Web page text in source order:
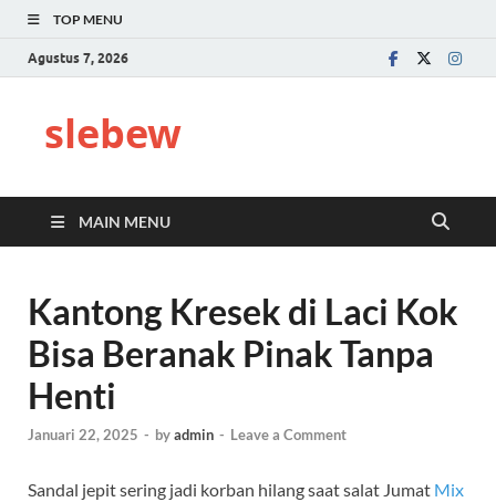
TOP MENU
Agustus 7, 2026
slebew
MAIN MENU
Kantong Kresek di Laci Kok
Bisa Beranak Pinak Tanpa
Henti
Januari 22, 2025 - byadmin - Leave a Comment
Sandal jepit sering jadi korban hilang saat salat Jumat Mix